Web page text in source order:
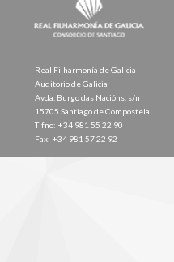
Real Filharmonía de Galicia
Auditorio de Galicia
Avda. Burgo das Nacións, s/n
15705 Santiago de Compostela
Tlfno: +34 981 55 22 90
Fax: +34 981 57 22 92